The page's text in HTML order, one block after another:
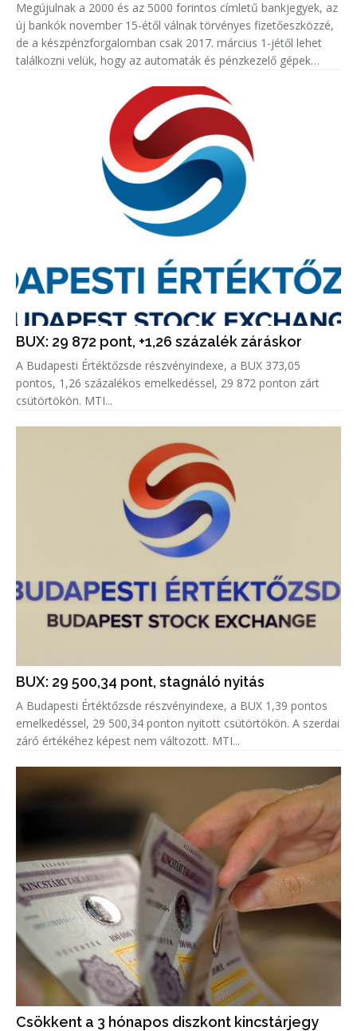
Megújulnak a 2000 és az 5000 forintos címletű bankjegyek, az
új bankók november 15-étől válnak törvényes fizetőeszközzé,
de a készpénzforgalomban csak 2017. március 1-jétől lehet
találkozni velük, hogy az automaták és pénzkezelő gépek
BUX: 29 872 pont, +1,26 százalék záráskor
A Budapesti Értéktőzsde részvényindexe, a BUX 373,05
pontos, 1,26 százalékos emelkedéssel, 29 872 ponton zárt
csütörtökön. MTI...
BUX: 29 500,34 pont, stagnáló nyitás
A Budapesti Értéktőzsde részvényindexe, a BUX 1,39 pontos
emelkedéssel, 29 500,34 ponton nyitott csütörtökön. A szerdai
záró értékéhez képest nem változott. MTI...
Csökkent a 3 hónapos diszkont kincstárjegy